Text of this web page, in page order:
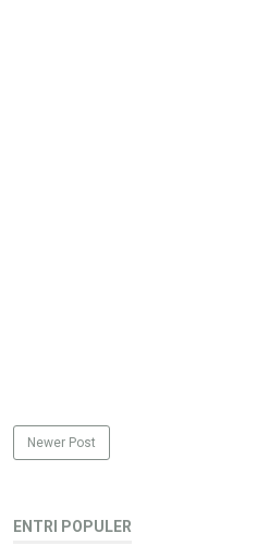
Newer Post
ENTRI POPULER